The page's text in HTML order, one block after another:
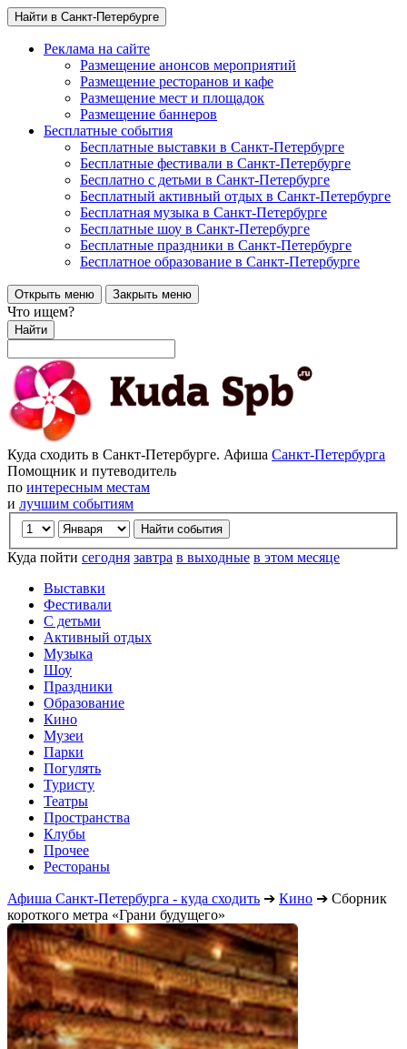
Найти в Санкт-Петербурге
Реклама на сайте
Размещение анонсов мероприятий
Размещение ресторанов и кафе
Размещение мест и площадок
Размещение баннеров
Бесплатные события
Бесплатные выставки в Санкт-Петербурге
Бесплатные фестивали в Санкт-Петербурге
Бесплатно с детьми в Санкт-Петербурге
Бесплатный активный отдых в Санкт-Петербурге
Бесплатная музыка в Санкт-Петербурге
Бесплатные шоу в Санкт-Петербурге
Бесплатные праздники в Санкт-Петербурге
Бесплатное образование в Санкт-Петербурге
Открыть меню Закрыть меню
Что ищем?
Найти
Куда сходить в Санкт-Петербурге. Афиша Санкт-Петербурга
Помощник и путеводитель
по интересным местам
и лучшим событиям
Куда пойти сегодня завтра в выходные в этом месяце
Выставки
Фестивали
С детьми
Активный отдых
Музыка
Шоу
Праздники
Образование
Кино
Музеи
Парки
Погулять
Туристу
Театры
Пространства
Клубы
Прочее
Рестораны
Афиша Санкт-Петербурга - куда сходить ➔ Кино ➔ Сборник
короткого метра «Грани будущего»